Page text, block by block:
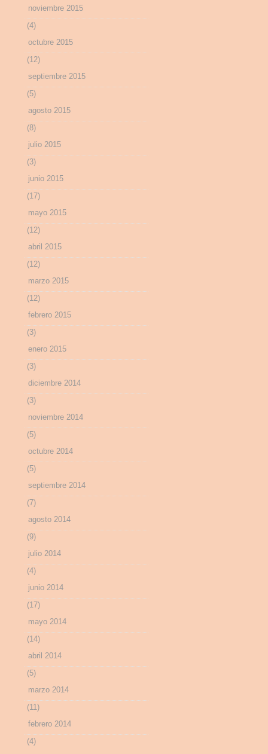
noviembre 2015
(4)
octubre 2015
(12)
septiembre 2015
(5)
agosto 2015
(8)
julio 2015
(3)
junio 2015
(17)
mayo 2015
(12)
abril 2015
(12)
marzo 2015
(12)
febrero 2015
(3)
enero 2015
(3)
diciembre 2014
(3)
noviembre 2014
(5)
octubre 2014
(5)
septiembre 2014
(7)
agosto 2014
(9)
julio 2014
(4)
junio 2014
(17)
mayo 2014
(14)
abril 2014
(5)
marzo 2014
(11)
febrero 2014
(4)